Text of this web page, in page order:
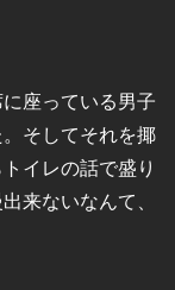
座っている男子
そしてそれを揶
イレの話で盛り
来ないなんて、